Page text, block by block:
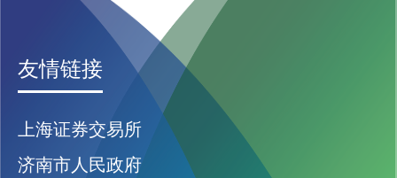
友情链接
上海证券交易所
济南市人民政府